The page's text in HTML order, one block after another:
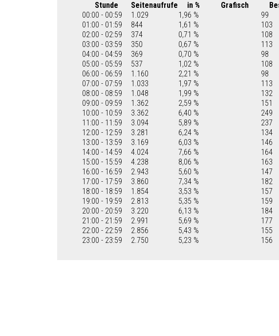
Stunde Seitenaufrufe in % Grafisch
00:00 - 00:59
1.029 1,96 % 99
01:00 - 01:59
844 1,61 % 103
02:00 - 02:59
374 0,71 % 108
03:00 - 03:59
350 0,67 % 113
04:00 - 04:59
369 0,70 % 98
05:00 - 05:59
537 1,02 % 108
06:00 - 06:59
1.160 2,21 % 98
07:00 - 07:59
1.033 1,97 % 113
08:00 - 08:59
1.048 1,99 % 132
09:00 - 09:59
1.362 2,59 % 151
10:00 - 10:59
3.362 6,40 % 249
11:00 - 11:59
3.094 5,89 % 237
12:00 - 12:59
3.281 6,24 % 134
13:00 - 13:59
3.169 6,03 % 146
14:00 - 14:59
4.024 7,66 % 164
15:00 - 15:59
4.238 8,06 % 163
16:00 - 16:59
2.943 5,60 % 147
17:00 - 17:59
3.860 7,34 % 182
18:00 - 18:59
1.854 3,53 % 157
19:00 - 19:59
2.813 5,35 % 159
20:00 - 20:59
3.220 6,13 % 184
21:00 - 21:59
2.991 5,69 % 177
22:00 - 22:59
2.856 5,43 % 155
23:00 - 23:59
2.750 5,23 % 156